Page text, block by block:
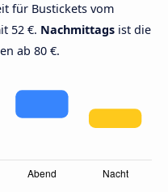
für Bustickets vom
52 €. Nachmittags ist die
ab 80 €.